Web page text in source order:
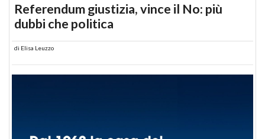
Referendum giustizia, vince il No: più
dubbi che politica
di Elisa Leuzzo